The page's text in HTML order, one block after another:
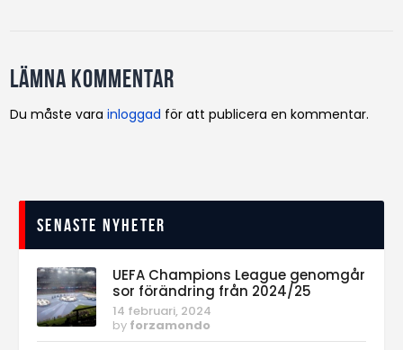
Lämna kommentar
Du måste varainloggad för att publicera en kommentar.
Senaste nyheter
UEFA Champions League genomgår
sor förändring från 2024/25
14 februari, 2024
by forzamondo